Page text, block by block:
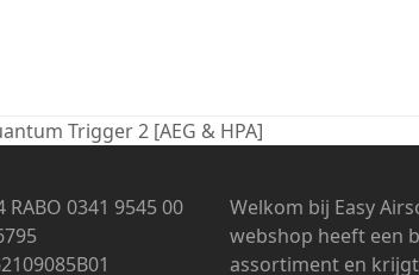
Trigger 2 [AEG & HPA]
RABO 0341 9545 00
Welkom bij Easy
webshop heeft een
assortiment en